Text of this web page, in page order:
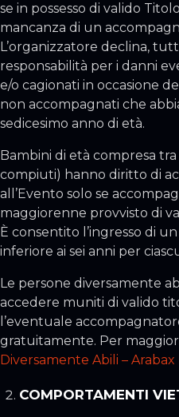
se in possesso di valido
mancanza di un
L’organizzatore declina,
responsabilità per i danni
e/o cagionati in occasione
non accompagnati che
sedicesimo anno di età.
Bambini di età compresa
compiuti) hanno diritto di
all’Evento solo se
maggiorenne provvisto di
È consentito l’ingresso di
inferiore ai sei anni per
Le persone diversamente
accedere muniti di valido
l’eventuale
gratuitamente. Per
Diversamente Abili – Arabax
COMPORTAMENTI